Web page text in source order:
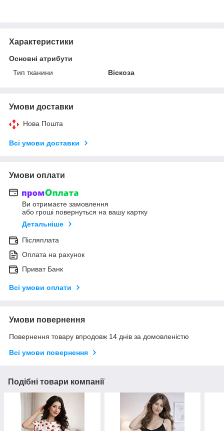
Характеристики
Основні атрибути
Тип тканини
Віскоза
Умови доставки
Нова Пошта
Всі умови доставки
Умови оплати
Ви отримаєте замовлення
або гроші повернуться на вашу картку
Детальніше
Післяплата
Оплата на рахунок
Приват Банк
Всі умови оплати
Умови повернення
Повернення товару впродовж 14 днів за домовленістю
Всі умови повернення
Подібні товари компанії